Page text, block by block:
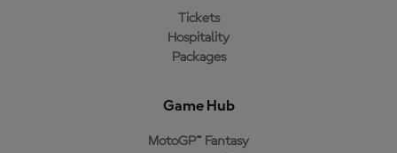
Tickets
Hospitality
Packages
Game Hub
MotoGP™ Fantasy